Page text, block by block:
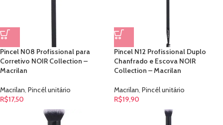
Pincel N08 Profissional para
Corretivo NOIR Collection –
Macrilan
Macrilan, Pincél unitário
R$17,50
Pincel N12 Profissional Duplo
Chanfrado e Escova NOIR
Collection – Macrilan
Macrilan, Pincél unitário
R$19,90